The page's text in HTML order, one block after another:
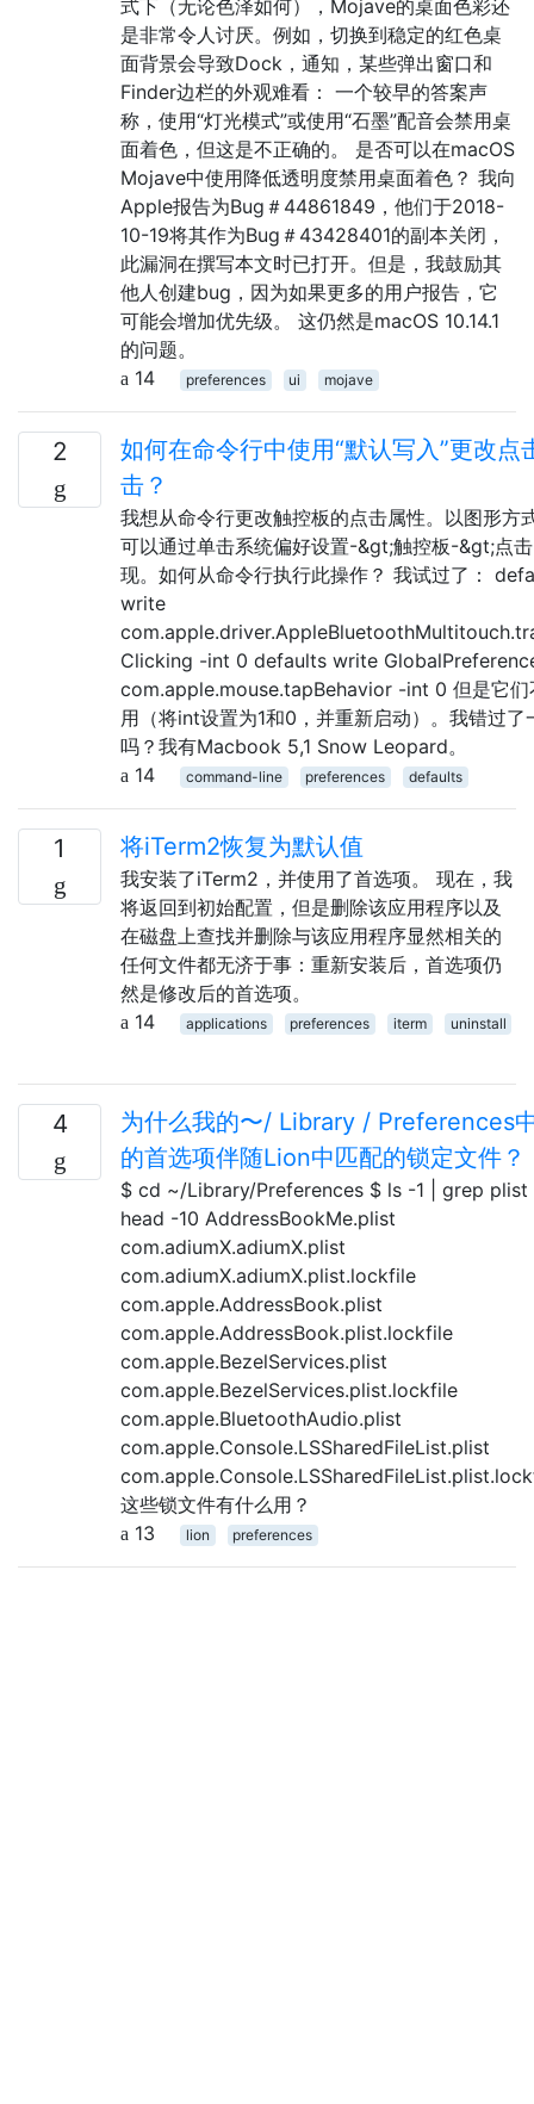
式下（无论色泽如何），Mojave的桌面色彩还
是非常令人讨厌。例如，切换到稳定的红色桌
面背景会导致Dock，通知，某些弹出窗口和
Finder边栏的外观难看： 一个较早的答案声
称，使用“灯光模式”或使用“石墨”配音会禁用桌
面着色，但这是不正确的。 是否可以在macOS
Mojave中使用降低透明度禁用桌面着色？ 我向
Apple报告为Bug＃44861849，他们于2018-
10-19将其作为Bug＃43428401的副本关闭，
此漏洞在撰写本文时已打开。但是，我鼓励其
他人创建bug，因为如果更多的用户报告，它
可能会增加优先级。 这仍然是macOS 10.14.1
的问题。
14
preferences ui mojave
2
如何在命令行中使用“默认写入”更改点
击？
我想从命令行更改触控板的点击属性。以图形方
可以通过单击系统偏好设置-&gt;触控板-&gt;点
现。如何从命令行执行此操作？ 我试过了：
write
Clicking -int 0 defaults write
com.apple.mouse.tapBehavior -int 0 但是它们
用（将int设置为1和0，并重新启动）。我错过了
吗？我有Macbook 5,1 Snow Leopard。
14
command-line preferences defaults
1 将iTerm2恢复为默认值
我安装了iTerm2，并使用了首选项。 现在，我
将返回到初始配置，但是删除该应用程序以及
在磁盘上查找并删除与该应用程序显然相关的
任何文件都无济于事：重新安装后，首选项仍
然是修改后的首选项。
14
applications preferences iterm uninstall
4
为什么我的〜/ Library / Preferences
的首选项伴随Lion中匹配的锁定文件？
$ cd ~/Library/Preferences $ ls -1 | grep plist
head -10 AddressBookMe.plist
com.adiumX.adiumX.plist
com.adiumX.adiumX.plist.lockfile
com.apple.AddressBook.plist
com.apple.AddressBook.plist.lockfile
com.apple.BezelServices.plist
com.apple.BezelServices.plist.lockfile
com.apple.BluetoothAudio.plist
com.apple.Console.LSSharedFileList.plist
这些锁文件有什么用？
13
lion preferences